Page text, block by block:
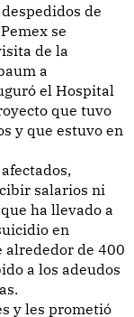
se
de la
a
el Hospital
que tuvo
y que estuvo en
salarios ni
ha llevado a
en
alrededor de 400
a los adeudos
y les prometió